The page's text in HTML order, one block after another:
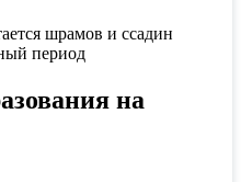
шрамов и ссадин
период
на